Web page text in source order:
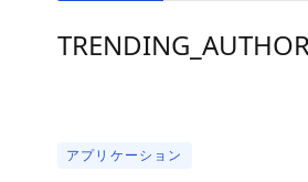
アプリケーション